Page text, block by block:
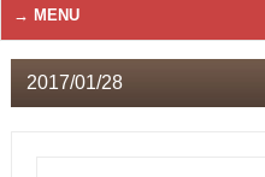
MENU
2017/01/28